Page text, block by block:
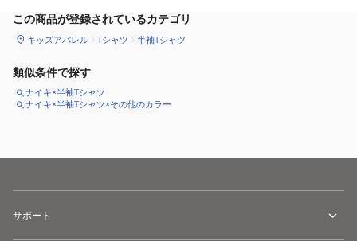
この商品が登録されているカテゴリ
キッズアパレル Tシャツ 半袖Tシャツ
類似条件で探す
ナイキ×半袖Tシャツ
ナイキ×半袖Tシャツ×その他のカラー
サポート